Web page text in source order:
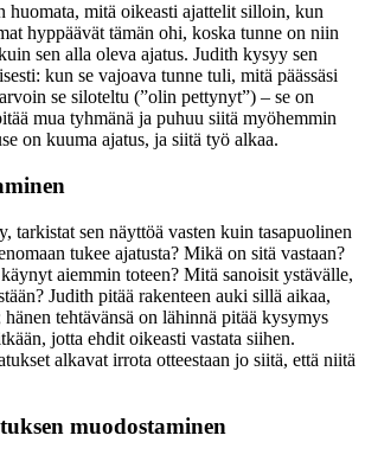
huomata, mitä oikeasti ajattelit silloin, kun
hyppäävät tämän ohi, koska tunne on niin
sen alla oleva ajatus. Judith kysyy sen
kun se vajoava tunne tuli, mitä päässäsi
se siloteltu (”olin pettynyt”) – se on
mua tyhmänä ja puhuu siitä myöhemmin
on kuuma ajatus, ja siitä työ alkaa.
tarkistat sen näyttöä vasten kuin tasapuolinen
tukee ajatusta? Mikä on sitä vastaan?
aiemmin toteen? Mitä sanoisit ystävälle,
Judith pitää rakenteen auki sillä aikaa,
tehtävänsä on lähinnä pitää kysymys
jotta ehdit oikeasti vastata siihen.
alkavat irrota otteestaan jo siitä, että niitä
muodostaminen